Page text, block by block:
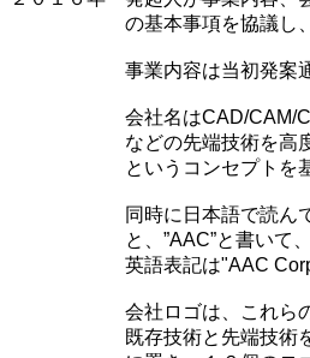
の基本事項を協議し、現
事業内容は当初発案通り
会社名はCAD/CAM/CAE、
などの先端技術を高度につ
というコンセプトを基本
同時に日本語で読んでも英
と、”AAC”と書いて、”ア
英語表記は"AAC
会社ロゴは、これらのコン
既存技術と先端技術を連携